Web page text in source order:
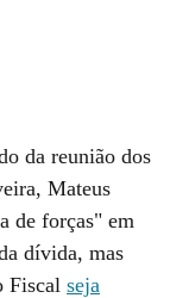
da reunião dos
Mateus
de forças" em
dívida, mas
Fiscal seja